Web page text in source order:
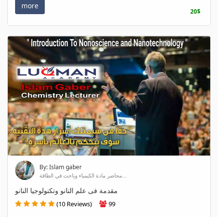
more
20$
By: Islam gaber
محاضر مادة الكيمياء وباحث في الطاقة...
مقدمة فى علم النانو وتكنولوجيا النانو
(10 Reviews) 99